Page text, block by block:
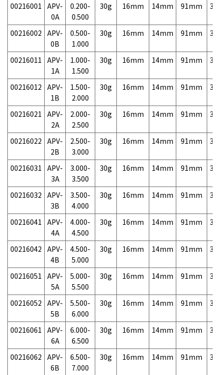
00216001 APV-
0A
0.200-
0.500
30g 16mm 14mm 91mm
00216002 APV-
0B
0.500-
1.000
30g 16mm 14mm 91mm
00216011 APV-
1A
1.000-
1.500
30g 16mm 14mm 91mm
00216012 APV-
1B
1.500-
2.000
30g 16mm 14mm 91mm
00216021 APV-
2A
2.000-
2.500
30g 16mm 14mm 91mm
00216022 APV-
2B
2.500-
3.000
30g 16mm 14mm 91mm
00216031 APV-
3A
3.000-
3.500
30g 16mm 14mm 91mm
00216032 APV-
3B
3.500-
4.000
30g 16mm 14mm 91mm
00216041 APV-
4A
4.000-
4.500
30g 16mm 14mm 91mm
00216042 APV-
4B
4.500-
5.000
30g 16mm 14mm 91mm
00216051 APV-
5A
5.000-
5.500
30g 16mm 14mm 91mm
00216052 APV-
5B
5.500-
6.000
30g 16mm 14mm 91mm
00216061 APV-
6A
6.000-
6.500
30g 16mm 14mm 91mm
00216062 APV-
6B
6.500-
7.000
30g 16mm 14mm 91mm